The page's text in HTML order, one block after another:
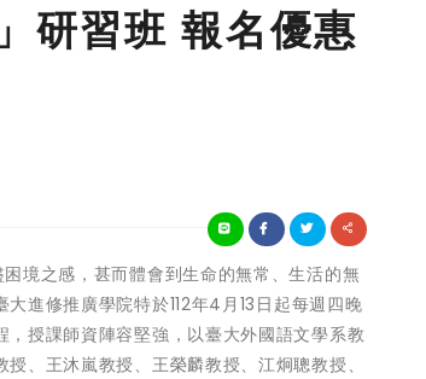
研習班 報名優惠
境之感，甚而體會到生命的無常、生活的無
進修推廣學院特於112年4月13日起每週四晚
授課師資陣容堅強，以臺大外國語文學系教
、王沐嵐教授、王榮麟教授、江炯聰教授、